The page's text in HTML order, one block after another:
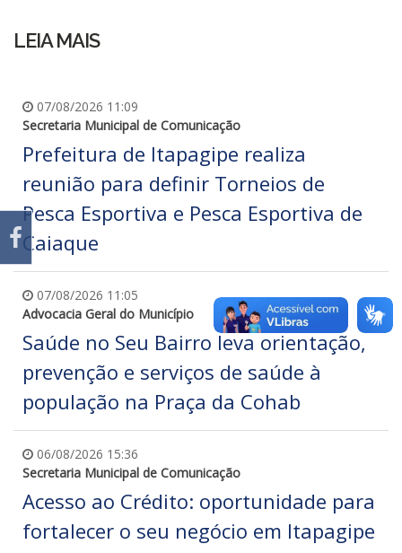
LEIA MAIS
07/08/2026 11:09
Secretaria Municipal de Comunicação
Prefeitura de Itapagipe realiza
reunião para definir Torneios de
Pesca Esportiva e Pesca Esportiva de
Caiaque
07/08/2026 11:05
Advocacia Geral do Município
Saúde no Seu Bairro leva orientação,
prevenção e serviços de saúde à
população na Praça da Cohab
06/08/2026 15:36
Secretaria Municipal de Comunicação
Acesso ao Crédito: oportunidade para
fortalecer o seu negócio em Itapagipe